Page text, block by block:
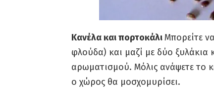
Κανέλα και πορτοκάλιΜπορείτε
φλούδα) και μαζί με δύο
αρωματισμού. Μόλις ανάψετε το
ο χώρος θα μοσχομυρίσει.